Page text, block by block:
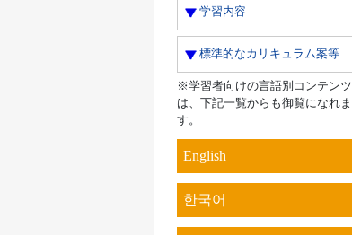
学習内容
標準的なカリキュラム案等
※学習者向けの言語別コンテンツ
は、下記一覧からも御覧になれま
す。
English
한국어